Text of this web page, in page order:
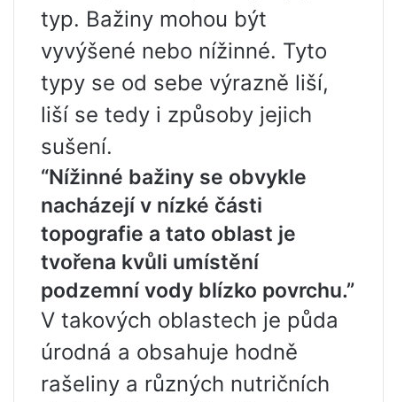
typ. Bažiny mohou být
vyvýšené nebo nížinné. Tyto
typy se od sebe výrazně liší,
liší se tedy i způsoby jejich
sušení.
“Nížinné bažiny se obvykle
nacházejí v nízké části
topografie a tato oblast je
tvořena kvůli umístění
podzemní vody blízko povrchu.”
V takových oblastech je půda
úrodná a obsahuje hodně
rašeliny a různých nutričních